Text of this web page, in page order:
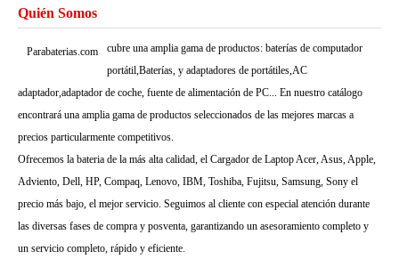
Quién Somos
Parabaterias.com
cubre una amplia gama de productos: baterías de computador
portátil,Baterías, y adaptadores de portátiles,AC
adaptador,adaptador de coche, fuente de alimentación de PC... En nuestro catálogo
encontrará una amplia gama de productos seleccionados de las mejores marcas a
precios particularmente competitivos.
Ofrecemos la bateria de la más alta calidad, el Cargador de Laptop Acer, Asus, Apple,
Adviento, Dell, HP, Compaq, Lenovo, IBM, Toshiba, Fujitsu, Samsung, Sony el
precio más bajo, el mejor servicio. Seguimos al cliente con especial atención durante
las diversas fases de compra y posventa, garantizando un asesoramiento completo y
un servicio completo, rápido y eficiente.